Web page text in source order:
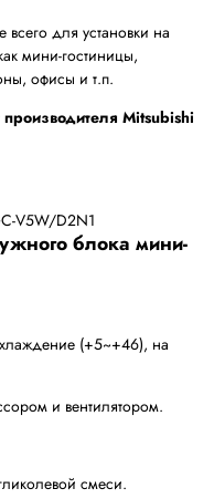
для установки на
мини-гостиницы,
офисы и т.п.
Mitsubishi
блока мини-
(+5~+46), на
и вентилятором.
смеси.